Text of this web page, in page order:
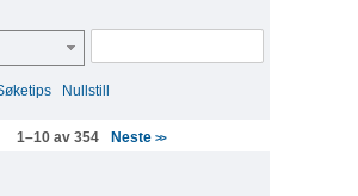
Nullstill
1–10 av 354 Neste >>